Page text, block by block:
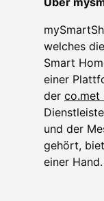
welches
Smart
einer
der co.met
und der
gehört,
einer Hand.